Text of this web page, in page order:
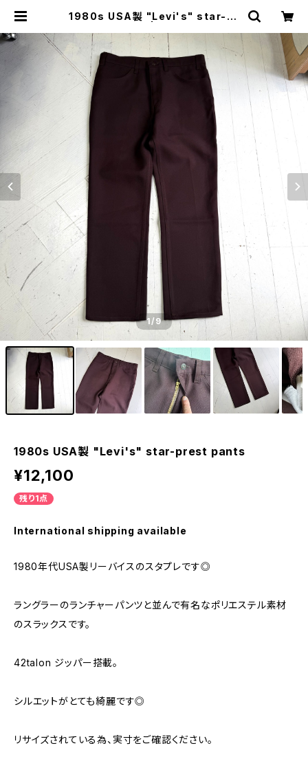
1980s USA製 "Levi's" star-pr
1/9
1980s USA製 "Levi's" star-prest pants
¥12,100
残り1点
International shipping available
1980年代USA製リーバイスのスタプレです◎
ラングラーのランチャーパンツと並んで有名なポリエステル素材
のスラックスです。
42talon ジッパー搭載。
シルエットがとても綺麗です◎
リサイズされている為、実寸をご確認ください。